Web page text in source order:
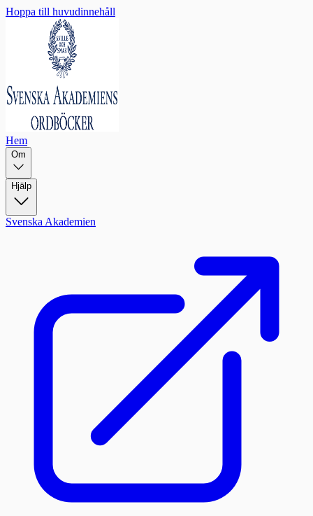
Hoppa till huvudinnehåll
Hem
Om
Hjälp
Svenska Akademien